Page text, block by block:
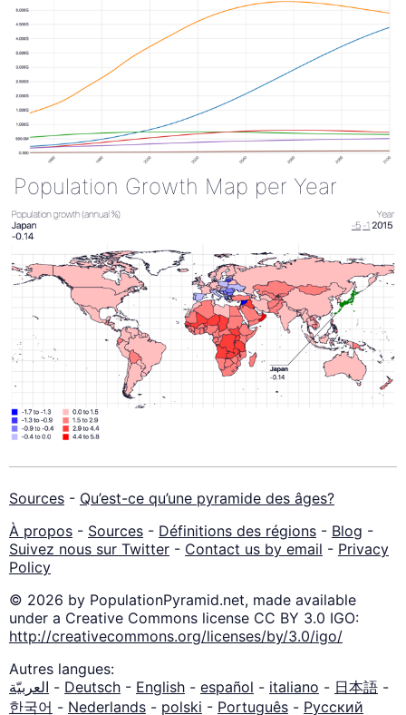
Population Growth Map per Year
Sources - Qu’est-ce qu’une pyramide des âges?
À propos - Sources - Définitions des régions - Blog -
Suivez nous sur Twitter - Contact us by email - Privacy
Policy
© 2026 by PopulationPyramid.net, made available
under a Creative Commons license CC BY 3.0 IGO:
http://creativecommons.org/licenses/by/3.0/igo/
Autres langues:
العربيّة - Deutsch - English - español - italiano - 日本語 -
한국어 - Nederlands - polski - Português - Русский